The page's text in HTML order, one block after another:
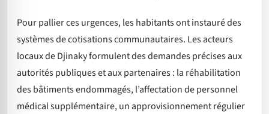
Pour pallier ces urgences, les habitants ont instauré des
systèmes de cotisations communautaires. Les acteurs
locaux de Djinaky formulent des demandes précises aux
autorités publiques et aux partenaires : la réhabilitation
des bâtiments endommagés, l’affectation de personnel
médical supplémentaire, un approvisionnement régulier